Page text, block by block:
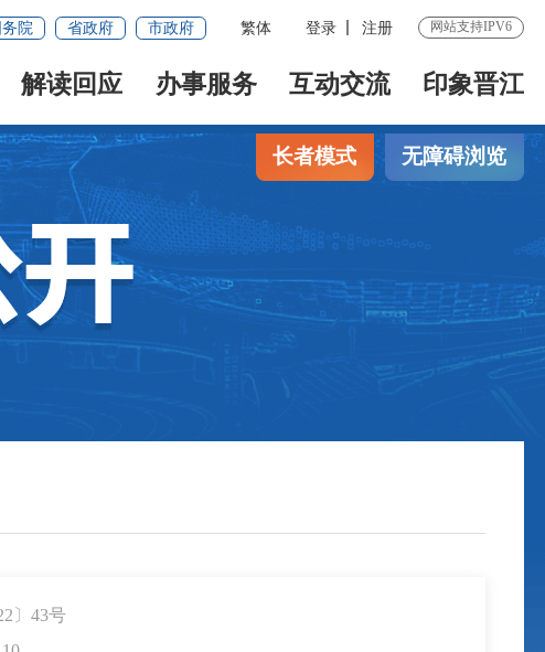
务院 省政府 市政府 繁体 登录 注册 网站支持IPV6
解读回应 办事服务 互动交流 印象晋江
长者模式 无障碍浏览
〕43号